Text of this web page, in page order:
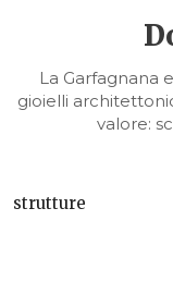
La Garfagnana
gioielli
valore:
strutture